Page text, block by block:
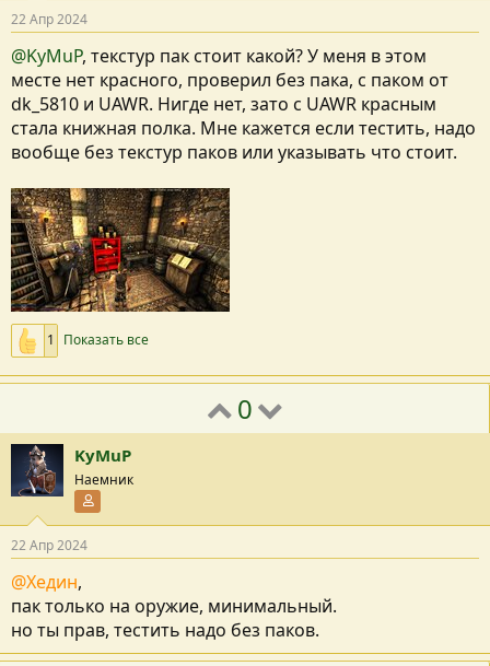
22 Апр 2024
@KyMuP, текстур пак стоит какой? У меня в этом
месте нет красного, проверил без пака, с паком от
dk_5810 и UAWR. Нигде нет, зато с UAWR красным
стала книжная полка. Мне кажется если тестить, надо
вообще без текстур паков или указывать что стоит.
1 Показать все
0
KyMuP
Наемник
22 Апр 2024
@Хедин,
пак только на оружие, минимальный.
но ты прав, тестить надо без паков.